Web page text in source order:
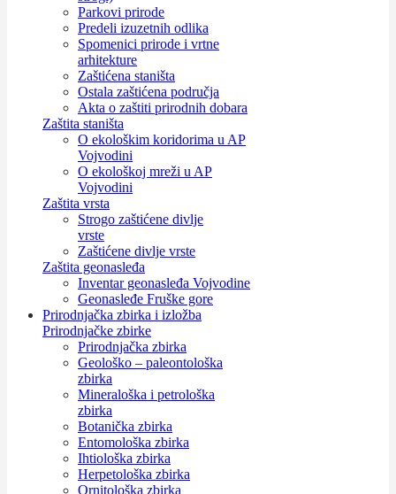
Parkovi prirode
Predeli izuzetnih odlika
Spomenici prirode i vrtne
arhitekture
Zaštićena staništa
Ostala zaštićena područja
Akta o zaštiti prirodnih dobara
Zaštita staništa
O ekološkim koridorima u AP
Vojvodini
O ekološkoj mreži u AP
Vojvodini
Zaštita vrsta
Strogo zaštićene divlje
vrste
Zaštićene divlje vrste
Zaštita geonasleđa
Inventar geonasleđa Vojvodine
Geonasleđe Fruške gore
Prirodnjačka zbirka i izložba
Prirodnjačke zbirke
Prirodnjačka zbirka
Geološko – paleontološka
zbirka
Mineraloška i petrološka
zbirka
Botanička zbirka
Entomološka zbirka
Ihtiološka zbirka
Herpetološka zbirka
Ornitološka zbirka